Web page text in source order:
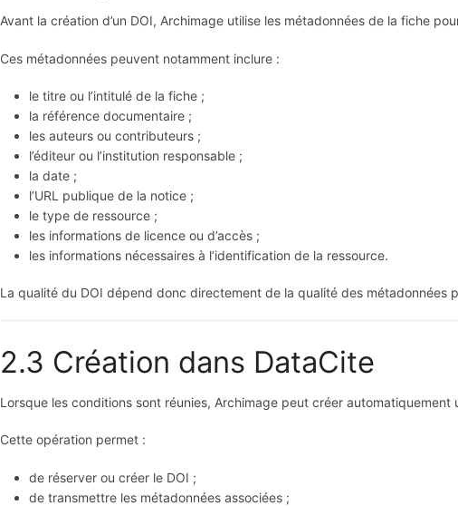
Avant la création d’un DOI, Archimage utilise les métadonnées de la fiche
Ces métadonnées peuvent notamment inclure :
le titre ou l’intitulé de la fiche ;
la référence documentaire ;
les auteurs ou contributeurs ;
l’éditeur ou l’institution responsable ;
la date ;
l’URL publique de la notice ;
le type de ressource ;
les informations de licence ou d’accès ;
les informations nécessaires à l’identification de la ressource.
La qualité du DOI dépend donc directement de la qualité des métadonnées
2.3 Création dans DataCite
Lorsque les conditions sont réunies, Archimage peut créer automatiquement
Cette opération permet :
de réserver ou créer le DOI ;
de transmettre les métadonnées associées ;